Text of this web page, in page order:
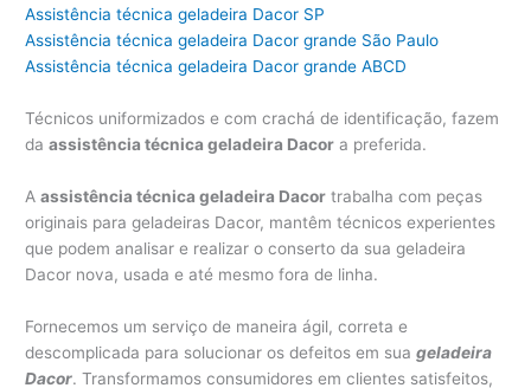
Assistência técnica geladeira Dacor SP
Assistência técnica geladeira Dacor grande São Paulo
Assistência técnica geladeira Dacor grande ABCD
Técnicos uniformizados e com crachá de identificação, fazem
daassistência técnica geladeira Dacor a preferida.
Aassistência técnica geladeira Dacor trabalha com peças
originais para geladeiras Dacor, mantêm técnicos experientes
que podem analisar e realizar o conserto da sua geladeira
Dacor nova, usada e até mesmo fora de linha.
Fornecemos um serviço de maneira ágil, correta e
descomplicada para solucionar os defeitos em suageladeira
Dacor. Transformamos consumidores em clientes satisfeitos,